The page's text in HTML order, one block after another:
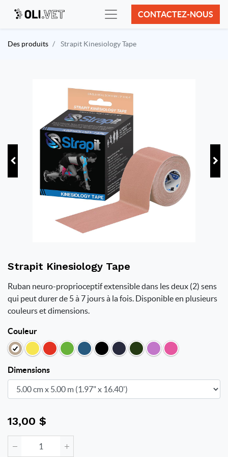
CONTACTEZ-NOUS
Des produits Strapit Kinesiology Tape
Strapit Kinesiology Tape
Ruban neuro-proprioceptif extensible dans les deux (2) sens
qui peut durer de 5 à 7 jours à la fois. Disponible en plusieurs
couleurs et dimensions.
Couleur
Dimensions
13,00 $